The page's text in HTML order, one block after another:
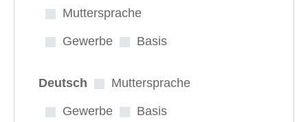
Muttersprache
Gewerbe Basis
Deutsch Muttersprache
Gewerbe Basis